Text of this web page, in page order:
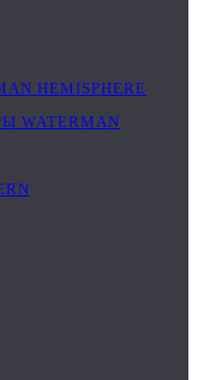
HEMISPHERE
WATERMAN